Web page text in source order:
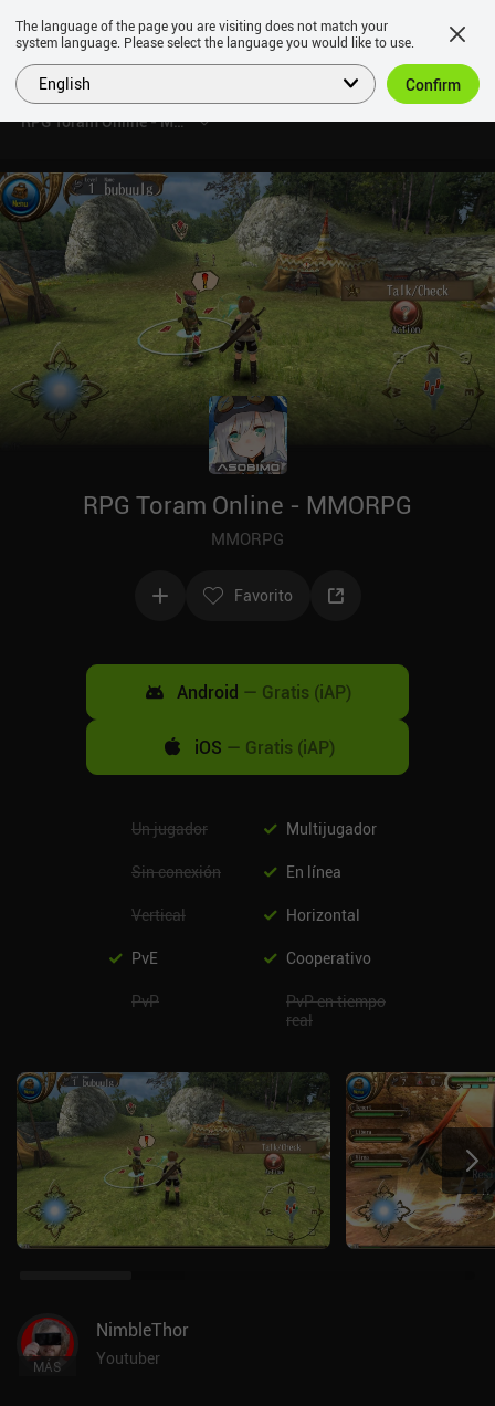
RPG Toram Online - MMORPG
RPG Toram Online - MMORPG
MMORPG
Favorito
Android — Gratis (iAP)
iOS — Gratis (iAP)
Un jugador Multijugador
Sin conexión En línea
Vertical Horizontal
PvE Cooperativo
PvP
PvP en tiempo
real
MÁS
NimbleThor
Youtuber
The language of the page you are visiting does not match your
system language. Please select the language you would like to use.
English Confirm